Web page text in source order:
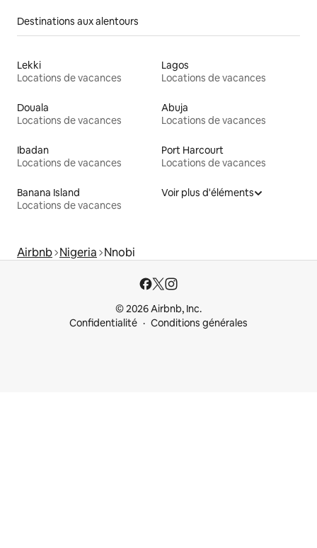
Destinations aux alentours
Lekki
Locations de vacances
Lagos
Locations de vacances
Douala
Locations de vacances
Abuja
Locations de vacances
Ibadan
Locations de vacances
Port Harcourt
Locations de vacances
Banana Island
Locations de vacances
Voir plus d'éléments
Airbnb Nigeria Nnobi
© 2026 Airbnb, Inc.
Confidentialité
Conditions générales